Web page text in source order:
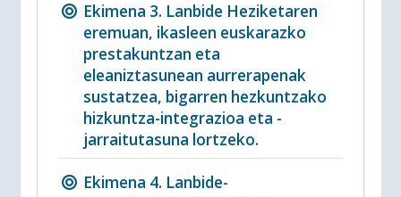
Ekimena 3. Lanbide Heziketaren
eremuan, ikasleen euskarazko
prestakuntzan eta
eleaniztasunean aurrerapenak
sustatzea, bigarren hezkuntzako
hizkuntza-integrazioa eta -
jarraitutasuna lortzeko.
Ekimena 4. Lanbide-